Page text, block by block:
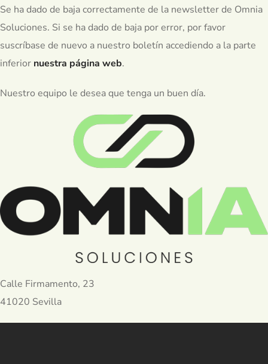
Se ha dado de baja correctamente de la newsletter de Omnia
Soluciones. Si se ha dado de baja por error, por favor
suscríbase de nuevo a nuestro boletín accediendo a la parte
inferior nuestra página web.
Nuestro equipo le desea que tenga un buen día.
Calle Firmamento, 23
41020 Sevilla